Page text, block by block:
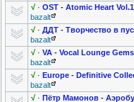
√ · OST - Atomic Heart
bazalt
√ · ДДТ - Творчество в
bazalt
√ · VA - Vocal Lounge
bazalt
√ · Europe - Definitive
bazalt
√ · Пётр Мамонов -